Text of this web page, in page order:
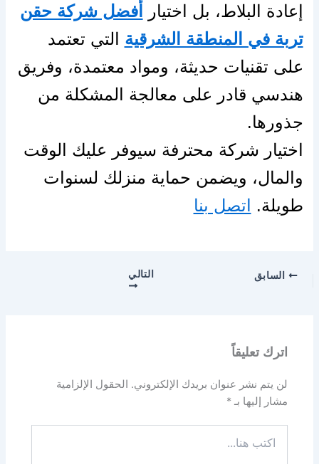
إعادة البلاط، بل اختيار
أفضل شركة حقن
تربة في المنطقة الشرقية التي تعتمد
على تقنيات حديثة، ومواد معتمدة، وفريق
هندسي قادر على معالجة المشكلة من
جذورها.
اختيار شركة محترفة سيوفر عليك الوقت
والمال، ويضمن حماية منزلك لسنوات
طويلة.
اتصل بنا
السابق التالي
اترك تعليقاً
لن يتم نشر عنوان بريدك الإلكتروني. الحقول الإلزامية
مشار إليها بـ*
هنا...